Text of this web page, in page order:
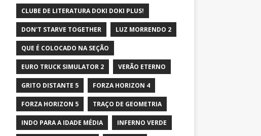
CLUBE DE LITERATURA DOKI DOKI PLUS!
DON'T STARVE TOGETHER LUZ MORRENDO 2
QUE É COLOCADO NA SEÇÃO
EURO TRUCK SIMULATOR 2 VERÃO ETERNO
GRITO DISTANTE 5 FORZA HORIZON 4
FORZA HORIZON 5 TRAÇO DE GEOMETRIA
INDO PARA A IDADE MÉDIA INFERNO VERDE